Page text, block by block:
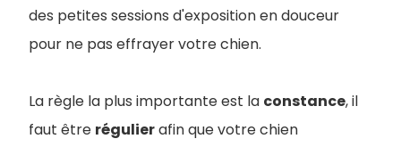
des petites sessions d'exposition en douceur
pour ne pas effrayer votre chien.
La règle la plus importante est la constance, il
faut être régulierafin que votre chien